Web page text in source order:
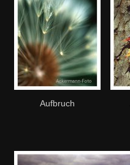
Aufbruch